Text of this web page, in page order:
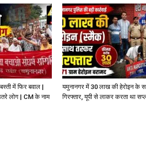
में फिर बवाल |
लोग | CM के नाम
यमुनानगर में 30 लाख की हेरोइन के
गिरफ्तार, यूपी से लाकर करता था